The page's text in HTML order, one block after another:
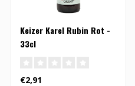
Keizer Karel Rubin Rot -
33cl
€2,91